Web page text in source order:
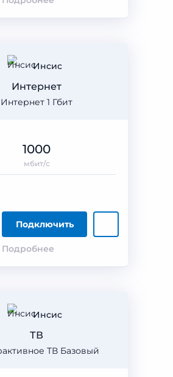
Инсис
Интернет 1 Гбит
Интернет
Подключить
Подробнее
1000
мбит/с
Инсис
ТВ Базовый
ТВ